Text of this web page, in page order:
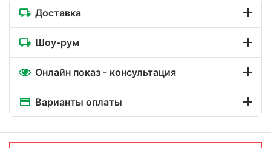
Доставка
Шоу-рум
Онлайн показ - консультация
Варианты оплаты